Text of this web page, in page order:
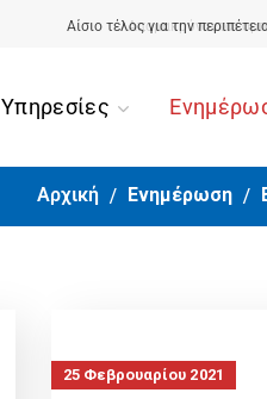
Αίσιο τέλος για την
Υπηρεσίες
Αρχική Ενημέρωση
25 Φεβρουαρίου 2021